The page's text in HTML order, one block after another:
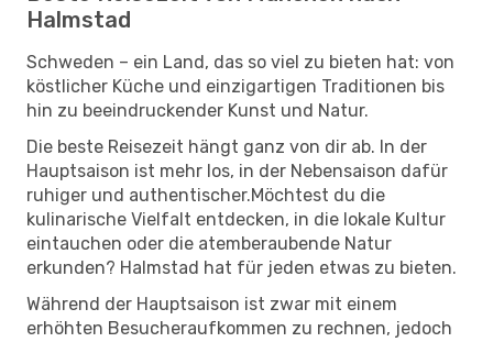
Halmstad
Schweden – ein Land, das so viel zu bieten hat: von
köstlicher Küche und einzigartigen Traditionen bis
hin zu beeindruckender Kunst und Natur.
Die beste Reisezeit hängt ganz von dir ab. In der
Hauptsaison ist mehr los, in der Nebensaison dafür
ruhiger und authentischer.Möchtest du die
kulinarische Vielfalt entdecken, in die lokale Kultur
eintauchen oder die atemberaubende Natur
erkunden? Halmstad hat für jeden etwas zu bieten.
Während der Hauptsaison ist zwar mit einem
erhöhten Besucheraufkommen zu rechnen, jedoch